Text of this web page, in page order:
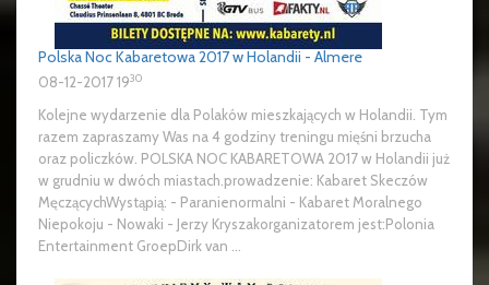
Polska Noc Kabaretowa 2017 w Holandii - Almere
08-12-2017 1930
Kolejne wydarzenie dla Polaków mieszkających w Holandii. Tym
razem zapraszamy Was na 4 godziny treningu mięśni brzucha
oraz policzków. POLSKA NOC KABARETOWA 2017 w Holandii już
w grudniu w dwóch miastach.prowadzenie: Kabaret Skeczów
MęczącychWystąpią: - Paranienormalni - Kabaret Moralnego
Niepokoju - Nowaki - Jerzy Kryszakorganizatorem jest:Polonia
Entertainment GroepDirk van ...